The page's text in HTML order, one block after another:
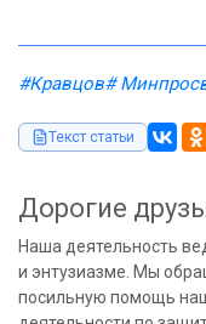
#Кравцов#
Текст статьи
Дорогие
Наша деятельность
и энтузиазме. Мы
посильную помощь